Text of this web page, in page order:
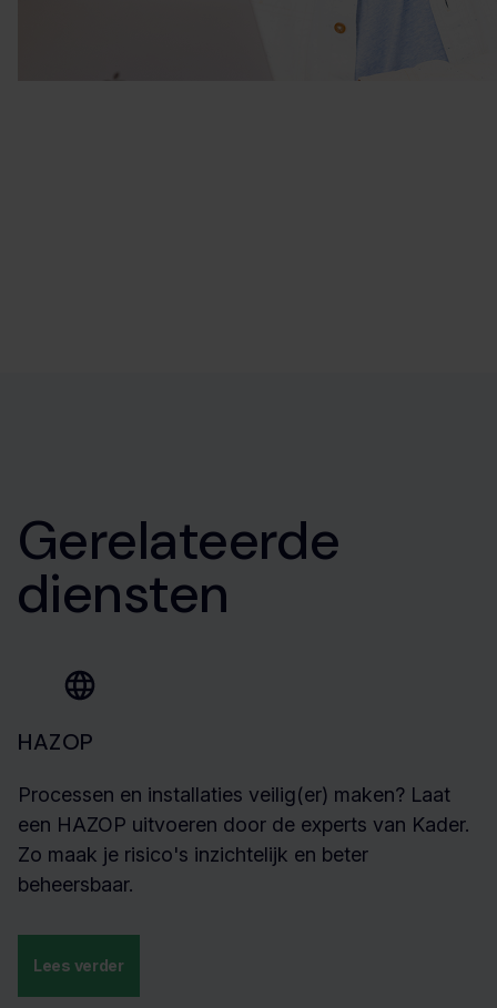
Gerelateerde
diensten
HAZOP
Processen en installaties veilig(er) maken? Laat
een HAZOP uitvoeren door de experts van Kader.
Zo maak je risico's inzichtelijk en beter
beheersbaar.
Lees verder